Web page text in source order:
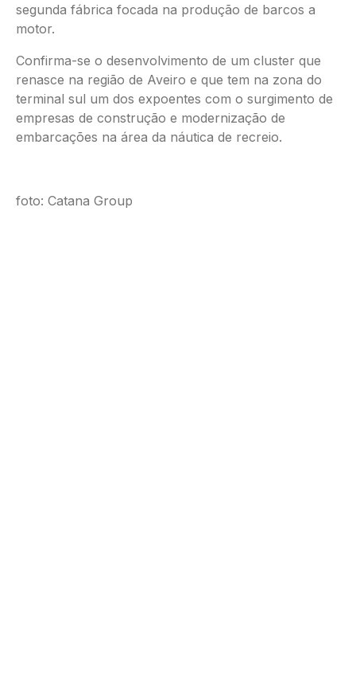
segunda fábrica focada na produção de barcos a
motor.
Confirma-se o desenvolvimento de um cluster que
renasce na região de Aveiro e que tem na zona do
terminal sul um dos expoentes com o surgimento de
empresas de construção e modernização de
embarcações na área da náutica de recreio.
foto: Catana Group